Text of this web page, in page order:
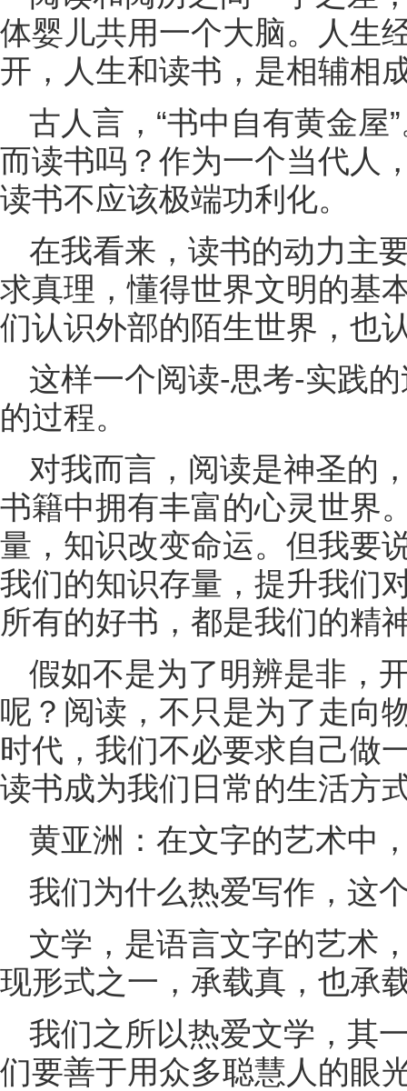
体婴儿共用一个大脑。人生
开，人生和读书，是相辅相
古人言，“书中自有黄金屋
而读书吗？作为一个当代人
读书不应该极端功利化。
在我看来，读书的动力主
求真理，懂得世界文明的基
们认识外部的陌生世界，也
这样一个阅读-思考-实践
的过程。
对我而言，阅读是神圣的
书籍中拥有丰富的心灵世界
量，知识改变命运。但我要
我们的知识存量，提升我们
所有的好书，都是我们的精
假如不是为了明辨是非，
呢？阅读，不只是为了走向
时代，我们不必要求自己做
读书成为我们日常的生活方
黄亚洲：在文字的艺术中
我们为什么热爱写作，这
文学，是语言文字的艺术
现形式之一，承载真，也承
我们之所以热爱文学，其
们要善于用众多聪慧人的眼